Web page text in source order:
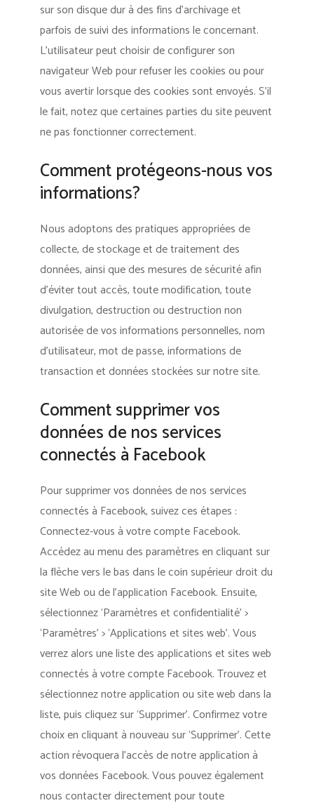
sur son disque dur à des fins d’archivage et
parfois de suivi des informations le concernant.
L’utilisateur peut choisir de configurer son
navigateur Web pour refuser les cookies ou pour
vous avertir lorsque des cookies sont envoyés. S’il
le fait, notez que certaines parties du site peuvent
ne pas fonctionner correctement.
Comment protégeons-nous vos
informations?
Nous adoptons des pratiques appropriées de
collecte, de stockage et de traitement des
données, ainsi que des mesures de sécurité afin
d’éviter tout accès, toute modification, toute
divulgation, destruction ou destruction non
autorisée de vos informations personnelles, nom
d’utilisateur, mot de passe, informations de
transaction et données stockées sur notre site.
Comment supprimer vos
données de nos services
connectés à Facebook
Pour supprimer vos données de nos services
connectés à Facebook, suivez ces étapes :
Connectez-vous à votre compte Facebook.
Accédez au menu des paramètres en cliquant sur
la flèche vers le bas dans le coin supérieur droit du
site Web ou de l’application Facebook. Ensuite,
sélectionnez ‘Paramètres et confidentialité’ >
‘Paramètres’ > ‘Applications et sites web’. Vous
verrez alors une liste des applications et sites web
connectés à votre compte Facebook. Trouvez et
sélectionnez notre application ou site web dans la
liste, puis cliquez sur ‘Supprimer’. Confirmez votre
choix en cliquant à nouveau sur ‘Supprimer’. Cette
action révoquera l’accès de notre application à
vos données Facebook. Vous pouvez également
nous contacter directement pour toute